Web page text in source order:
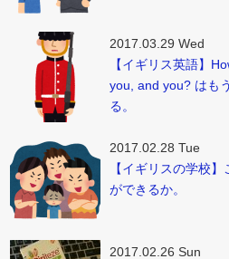
2017.03.29 Wed
【イギリス英語】
you, and you? はも
る。
2017.02.28 Tue
【イギリスの学校
ができるか。
2017.02.26 Sun